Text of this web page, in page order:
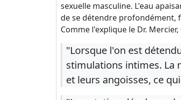
sexuelle masculine. L'eau
de se détendre profondément,
Comme l'explique le Dr.
"Lorsque l'on est
stimulations intimes. La
et leurs angoisses, ce